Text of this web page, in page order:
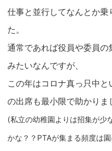
仕事と並行してなんとか乗
た。
通常であれば役員や委員
みたいなんですが、
この年はコロナ真っ只中
の出席も最小限で助かりま
(私立の幼稚園よりは招集が少
かな？？PTAが集まる頻度は